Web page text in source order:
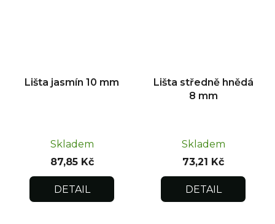
Lišta jasmín 10 mm
Skladem
87,85 Kč
DETAIL
Lišta středně hnědá
8 mm
Skladem
73,21 Kč
DETAIL